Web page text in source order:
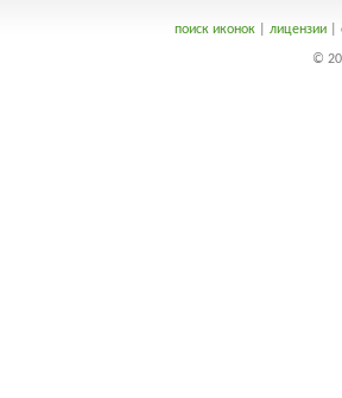
поиск иконок| лицензии|
©